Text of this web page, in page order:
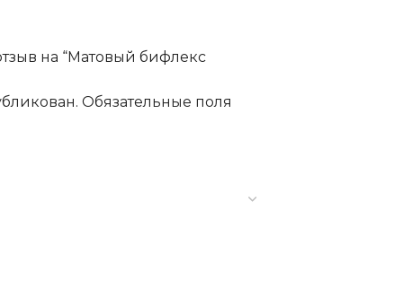
на “Матовый бифлекс
Обязательные поля